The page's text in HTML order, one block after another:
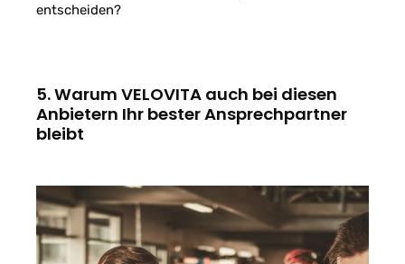
entscheiden?
5. Warum VELOVITA auch bei diesen
Anbietern Ihr bester Ansprechpartner
bleibt